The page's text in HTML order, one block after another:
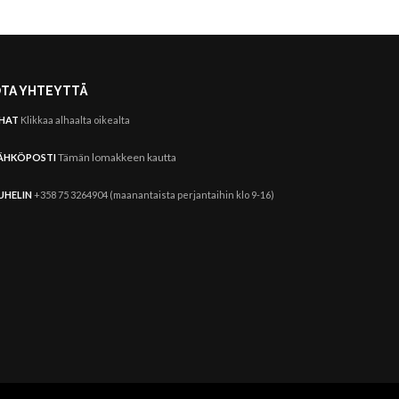
YHTEYTTÄ
Klikkaa alhaalta oikealta
Tämän lomakkeen kautta
+358 75 3264904 (maanantaista perjantaihin klo 9-16)